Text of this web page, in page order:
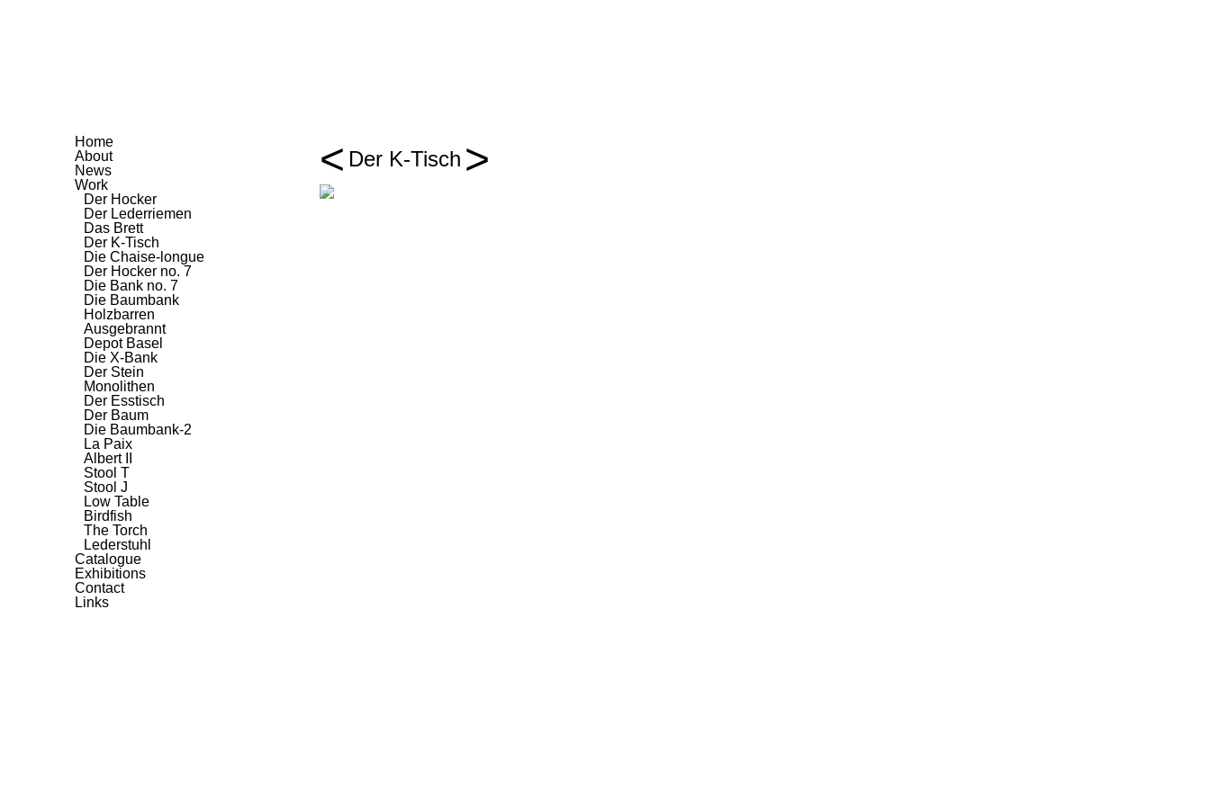
Home
About
News
Work
Der Hocker
Der Lederriemen
Das Brett
Der K-Tisch
Die Chaise-longue
Der Hocker no. 7
Die Bank no. 7
Die Baumbank
Holzbarren
Ausgebrannt
Depot Basel
Die X-Bank
Der Stein
Monolithen
Der Esstisch
Der Baum
Die Baumbank-2
La Paix
Albert II
Stool T
Stool J
Low Table
Birdfish
The Torch
Lederstuhl
Catalogue
Exhibitions
Contact
Links
< Der K-Tisch >